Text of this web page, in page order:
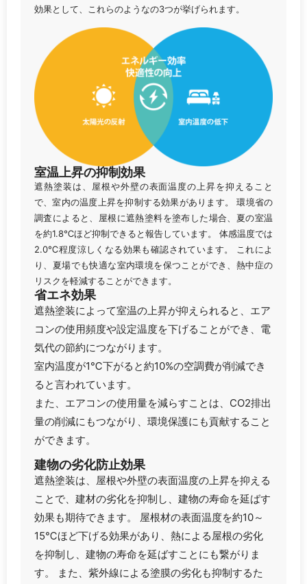
効果として、これらのようなの3つが挙げられます。
室温上昇の抑制効果
遮熱塗装は、屋根や外壁の表面温度の上昇を抑えること
で、室内の温度上昇を抑制する効果があります。 環境省の
調査によると、屋根に遮熱塗料を塗布した場合、夏の室温
を約1.8℃ほど抑制できると報告しています。 体感温度では
2.0℃程度涼しくなる効果も確認されています。 これによ
り、夏場でも快適な室内環境を保つことができ、熱中症の
リスクを軽減することができます。
省エネ効果
遮熱塗装によって室温の上昇が抑えられると、エア
コンの使用頻度や設定温度を下げることができ、電
気代の節約につながります。
室内温度が1℃下がると約10%の空調費が削減でき
ると言われています。
また、エアコンの使用量を減らすことは、CO2排出
量の削減にもつながり、環境保護にも貢献すること
ができます。
建物の劣化防止効果
遮熱塗装は、屋根や外壁の表面温度の上昇を抑える
ことで、建材の劣化を抑制し、建物の寿命を延ばす
効果も期待できます。 屋根材の表面温度を約10～
15℃ほど下げる効果があり、熱による屋根の劣化
を抑制し、建物の寿命を延ばすことにも繋がりま
す。 また、紫外線による塗膜の劣化も抑制するた